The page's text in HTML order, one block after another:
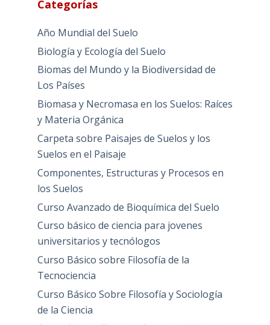
Categorías
Año Mundial del Suelo
Biología y Ecología del Suelo
Biomas del Mundo y la Biodiversidad de
Los Países
Biomasa y Necromasa en los Suelos: Raíces
y Materia Orgánica
Carpeta sobre Paisajes de Suelos y los
Suelos en el Paisaje
Componentes, Estructuras y Procesos en
los Suelos
Curso Avanzado de Bioquímica del Suelo
Curso básico de ciencia para jovenes
universitarios y tecnólogos
Curso Básico sobre Filosofía de la
Tecnociencia
Curso Básico Sobre Filosofía y Sociología
de la Ciencia